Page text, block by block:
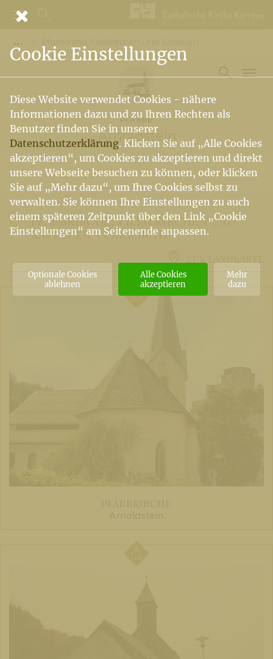
PFARRE
Arnoldstein
PFARRKIRCHE, FILIALKIRCHEN UND
KAPELLEN -ÜBERSICHT
Cookie Einstellungen
Diese Website verwendet Cookies - nähere
Informationen dazu und zu Ihren Rechten als
Benutzer finden Sie in unserer
Datenschutzerklärung. Klicken Sie auf „Alle Cookies
akzeptieren“, um Cookies zu akzeptieren und direkt
unsere Webseite besuchen zu können, oder klicken
Sie auf „Mehr dazu“, um Ihre Cookies selbst zu
verwalten. Sie können Ihre Einstellungen zu auch
einem späteren Zeitpunkt über den Link „Cookie
Einstellungen“ am Seitenende anpassen.
Optionale Cookies
ablehnen
Alle Cookies
akzeptieren
Mehr
dazu